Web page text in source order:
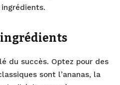
du succès. Optez pour des
sont l’ananas, la